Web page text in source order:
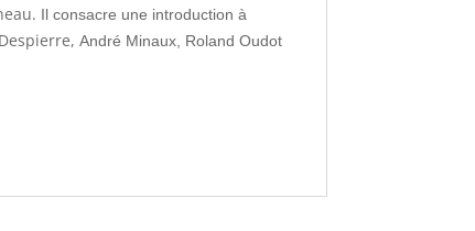
Il consacre une introduction à
André Minaux, Roland Oudot